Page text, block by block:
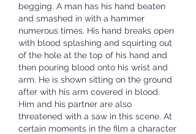
begging. A man has his hand beaten
and smashed in with a hammer
numerous times. His hand breaks open
with blood splashing and squirting out
of the hole at the top of his hand and
then pouring blood onto his wrist and
arm. He is shown sitting on the ground
after with his arm covered in blood.
Him and his partner are also
threatened with a saw in this scene. At
certain moments in the film a character